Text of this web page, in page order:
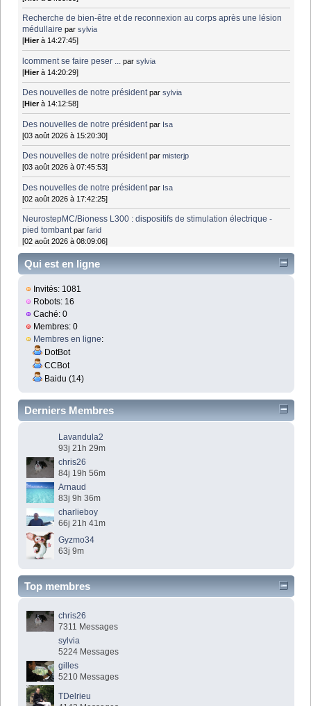
Recherche de bien-être et de reconnexion au corps après une lésion
médullaire parsylvia
[Hierà 14:27:45]
lcomment se faire peser ... parsylvia
[Hierà 14:20:29]
Des nouvelles de notre président parsylvia
[Hierà 14:12:58]
Des nouvelles de notre président par Isa
[03 août 2026 à 15:20:30]
Des nouvelles de notre président parmisterjp
[03 août 2026 à 07:45:53]
Des nouvelles de notre président par Isa
[02 août 2026 à 17:42:25]
NeurostepMC/Bioness L300 : dispositifs de stimulation électrique -
pied tombant parfarid
[02 août 2026 à 08:09:06]
Qui est en ligne
Invités: 1081
Robots: 16
Caché: 0
Membres: 0
Membres en ligne:
DotBot
CCBot
Baidu (14)
Derniers Membres
Lavandula2
93j 21h 29m
chris26
84j 19h 56m
Arnaud
83j 9h 36m
charlieboy
66j 21h 41m
Gyzmo34
63j 9m
Top membres
chris26
7311 Messages
sylvia
5224 Messages
gilles
5210 Messages
TDelrieu